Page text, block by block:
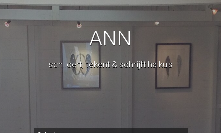
ANN
schildert, tekent & schrijft haiku's